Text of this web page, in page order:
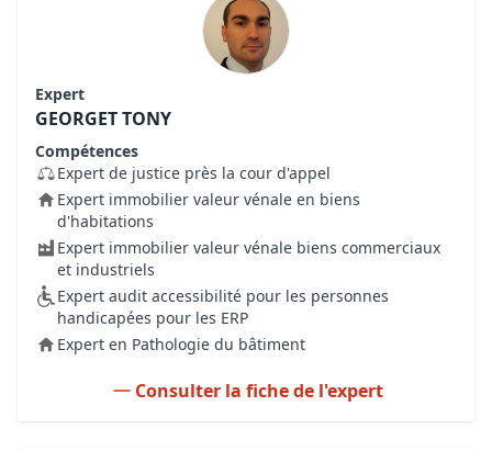
Expert
GEORGET TONY
Compétences
Expert de justice près la cour d'appel
Expert immobilier valeur vénale en biens
d'habitations
Expert immobilier valeur vénale biens commerciaux
et industriels
Expert audit accessibilité pour les personnes
handicapées pour les ERP
Expert en Pathologie du bâtiment
Consulter la fiche de l'expert